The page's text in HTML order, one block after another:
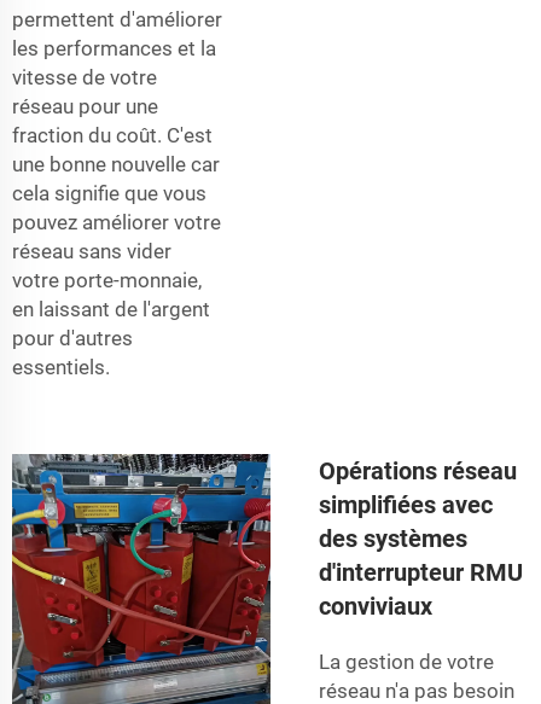
permettent d'améliorer
les performances et la
vitesse de votre
réseau pour une
fraction du coût. C'est
une bonne nouvelle car
cela signifie que vous
pouvez améliorer votre
réseau sans vider
votre porte-monnaie,
en laissant de l'argent
pour d'autres
essentiels.
Opérations réseau
simplifiées avec
des systèmes
d'interrupteur RMU
conviviaux
La gestion de votre
réseau n'a pas besoin